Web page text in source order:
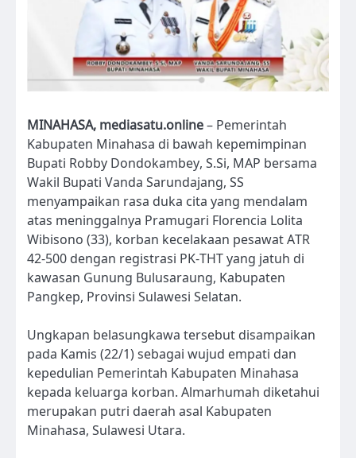
MINAHASA, mediasatu.online– Pemerintah
Kabupaten Minahasa di bawah kepemimpinan
Bupati Robby Dondokambey, S.Si, MAP bersama
Wakil Bupati Vanda Sarundajang, SS
menyampaikan rasa duka cita yang mendalam
atas meninggalnya Pramugari Florencia Lolita
Wibisono (33), korban kecelakaan pesawat ATR
42-500 dengan registrasi PK-THT yang jatuh di
kawasan Gunung Bulusaraung, Kabupaten
Pangkep, Provinsi Sulawesi Selatan.
Ungkapan belasungkawa tersebut disampaikan
pada Kamis (22/1) sebagai wujud empati dan
kepedulian Pemerintah Kabupaten Minahasa
kepada keluarga korban. Almarhumah diketahui
merupakan putri daerah asal Kabupaten
Minahasa, Sulawesi Utara.